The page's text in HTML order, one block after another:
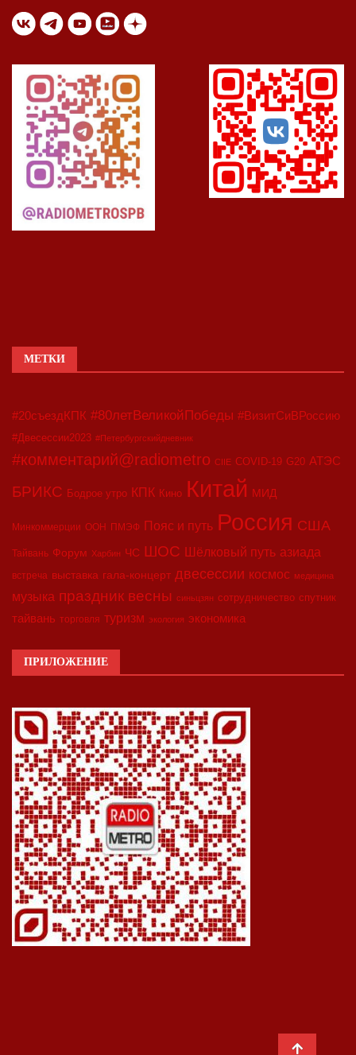
МЕТКИ
#20съездКПК #80летВеликойПобеды #ВизитСиВРоссию
#Двесессии2023 #Петербургскийдневник
#комментарий@radiometro CIIE COVID-19 G20 АТЭС
БРИКС Бодрое утро КПК Кино Китай МИД
Минкоммерции ООН ПМЭФ Пояс и путь Россия США
Тайвань Форум Харбин ЧС ШОС Шёлковый путь азиада
встреча выставка гала-концерт двесессии космос медицина
музыка праздник весны синьцзян сотрудничество спутник
тайвань торговля туризм экология экономика
ПРИЛОЖЕНИЕ